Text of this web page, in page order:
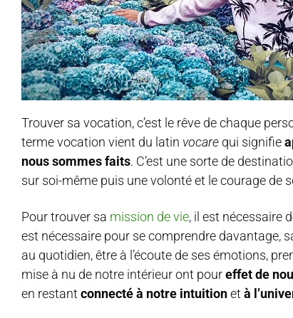
Trouver sa vocation, c’est le rêve de chaque
terme vocation vient du latin vocare qui signifie
nous sommes faits. C’est une sorte de
sur soi-même puis une volonté et le courage de
Pour trouver sa mission de vie, il est nécessaire
est nécessaire pour se comprendre davantage,
au quotidien, être à l’écoute de ses émotions,
mise à nu de notre intérieur ont poureffet de
en restant connecté à notre intuitionet à